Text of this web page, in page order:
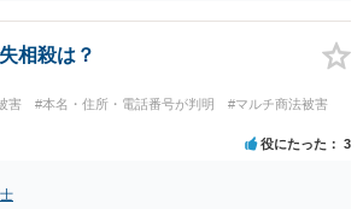
かと思われます。
相殺は？
害 #本名・住所・電話番号が判明
#マルチ商法被害
役にたった 3